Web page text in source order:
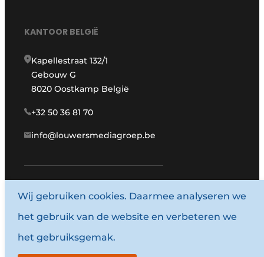
KANTOOR BELGIË
Kapellestraat 132/1
Gebouw G
8020 Oostkamp België
+32 50 36 81 70
info@louwersmediagroep.be
www.louwersmediagroep.com
© 1987 - 2026 Louwersmediagroep.
Algemene voorwaarden
Wij gebruiken cookies. Daarmee analyseren we
het gebruik van de website en verbeteren we
het gebruiksgemak.